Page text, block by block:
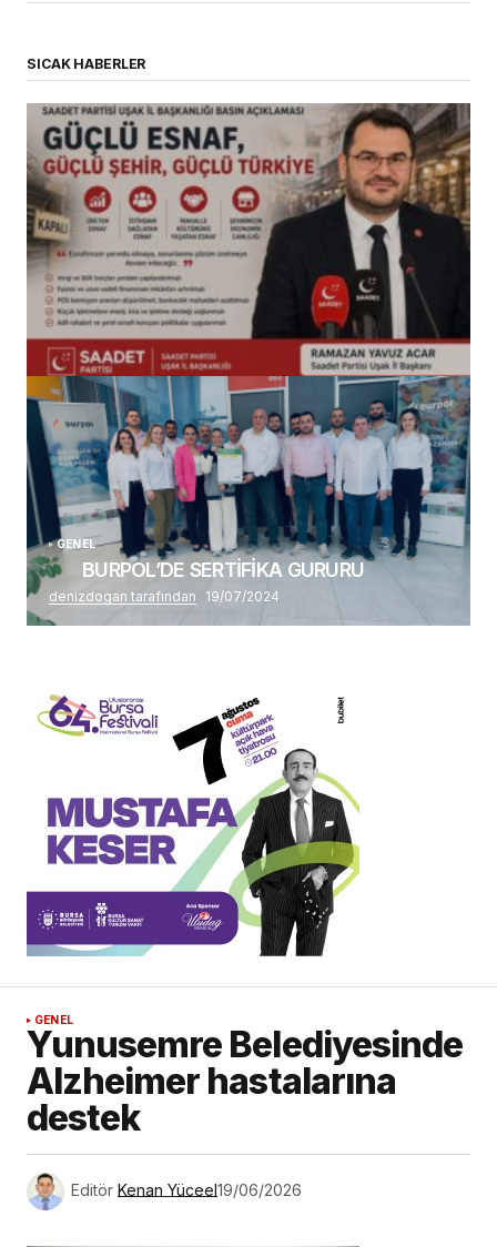
SICAK HABERLER
(başlıksız)
Alaattin Karahan tarafından 14/07/2026
GENEL
BURPOL’DE SERTİFİKA GURURU
denizdogan tarafından 19/07/2024
GENEL
Yunusemre Belediyesinde
Alzheimer hastalarına
destek
Editör Kenan Yüceel19/06/2026